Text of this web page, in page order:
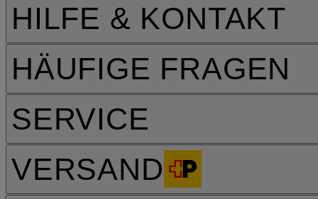
HILFE & KONTAKT
HÄUFIGE FRAGEN
SERVICE
VERSAND